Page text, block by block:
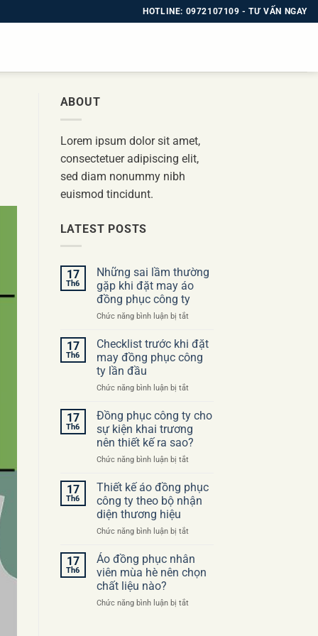
HOTLINE: 0972107109 - TƯ VẤN NGAY
ABOUT
Lorem ipsum dolor sit amet,
consectetuer adipiscing elit,
sed diam nonummy nibh
euismod tincidunt.
LATEST POSTS
17
Th6
Những sai lầm thường
gặp khi đặt may áo
đồng phục công ty
Chức năng bình luận bị tắtở
sai
lầm
thường
khi
may
đồng
phục
công
17
Th6
Checklist trước khi đặt
may đồng phục công
ty lần đầu
Chức năng bình luận bị tắtở
trước
khi
đặt
may
đồng
công
ty
lần
17
Th6
Đồng phục công ty cho
sự kiện khai trương
nên thiết kế ra sao?
Chức năng bình luận bị tắtở
phục
công
ty
sự
khai
trương
nên
kế
17
Th6
Thiết kế áo đồng phục
công ty theo bộ nhận
diện thương hiệu
Chức năng bình luận bị tắtở
kế
áo
đồng
công
17
Th6
Áo đồng phục nhân
viên mùa hè nên chọn
chất liệu nào?
Chức năng bình luận bị tắtở